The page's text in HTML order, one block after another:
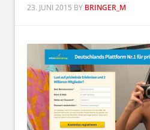
23. JUNI 2015 BY BRINGER_M